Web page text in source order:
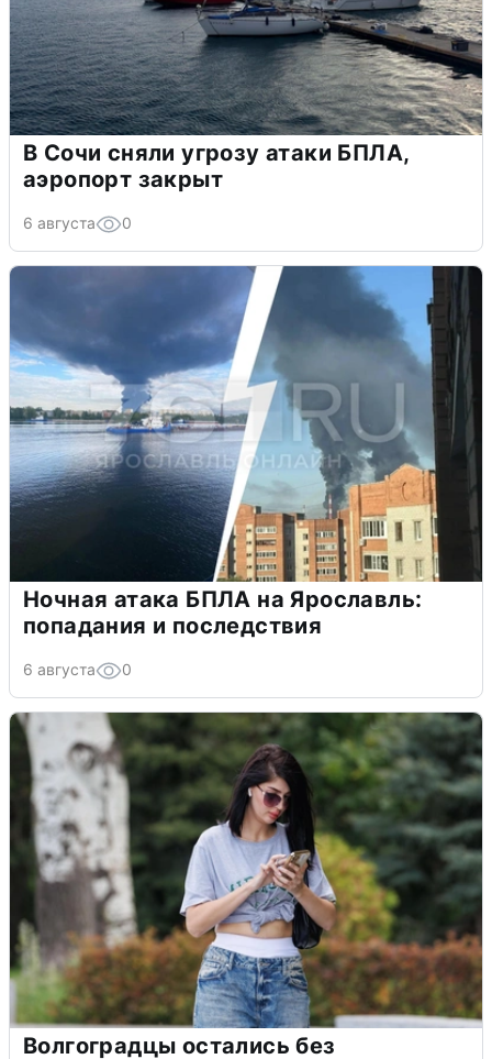
В Сочи сняли угрозу атаки БПЛА,
аэропорт закрыт
6 августа 0
Ночная атака БПЛА на Ярославль:
попадания и последствия
6 августа 0
Волгоградцы остались без